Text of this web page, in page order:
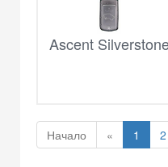
Ascent
Начало « 1 2